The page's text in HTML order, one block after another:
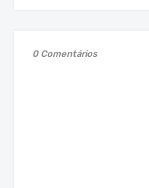
0 Comentários